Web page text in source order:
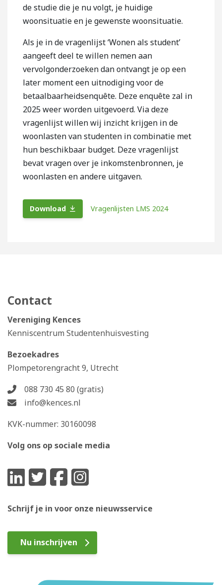
de studie die je nu volgt, je huidige
woonsituatie en je gewenste woonsituatie.
Als je in de vragenlijst ‘Wonen als student’
aangeeft deel te willen nemen aan
vervolgonderzoeken dan ontvangt je op een
later moment een uitnodiging voor de
betaalbaarheidsenquête. Deze enquête zal in
2025 weer worden uitgevoerd. Via deze
vragenlijst willen wij inzicht krijgen in de
woonlasten van studenten in combinatie met
hun beschikbaar budget. Deze vragenlijst
bevat vragen over je inkomstenbronnen, je
woonlasten en andere uitgaven.
Vragenlijsten LMS 2024
Download
Contact
Vereniging Kences
Kenniscentrum Studentenhuisvesting
Bezoekadres
Plompetorengracht 9, Utrecht
088 730 45 80 (gratis)
info@kences.nl
KVK-nummer: 30160098
Volg ons op sociale media
Schrijf je in voor onze nieuwsservice
Nu inschrijven